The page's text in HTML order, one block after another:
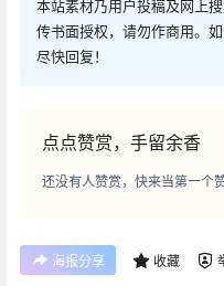
本站素材乃用户投稿及网上
传书面授权，请勿作商用。
尽快回复！
点点赞赏，手留余香
还没有人赞赏，快来当第一个
海报分享 收藏